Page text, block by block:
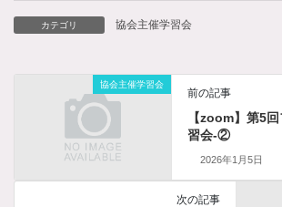
カテゴリ 協会主催学習会
協会主催学習会
前の記事
【zoom】第5
習会-②
2026年1月5日
次の記事